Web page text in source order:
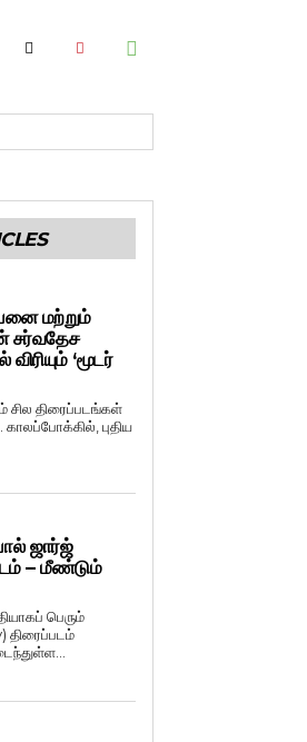
மற்றும்
சர்வதேச
‘மூடர்
சில திரைப்படங்கள்
காலப்போக்கில், புதிய
ஜார்ஜ்
– மீண்டும்
பெரும்
திரைப்படம்